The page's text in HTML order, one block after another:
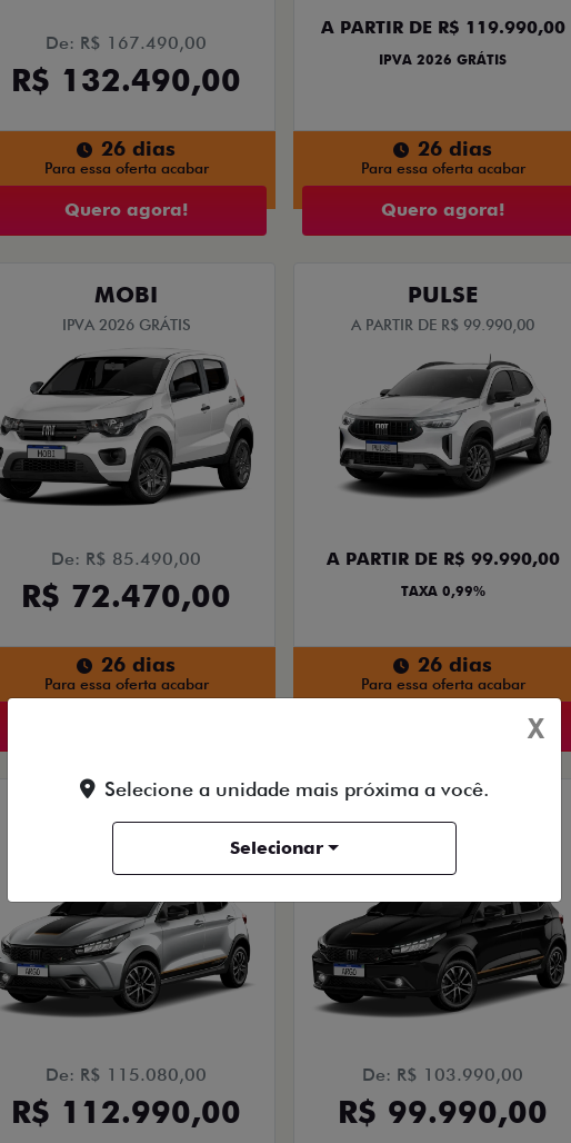
De: R$ 167.490,00
R$ 132.490,00
26 dias
Para essa oferta acabar
Quero agora!
A PARTIR DE R$ 119.990,00
IPVA 2026 GRÁTIS
26 dias
Para essa oferta acabar
Quero agora!
MOBI
IPVA 2026 GRÁTIS
De: R$ 85.490,00
R$ 72.470,00
26 dias
Para essa oferta acabar
PULSE
A PARTIR DE R$ 99.990,00
A PARTIR DE R$ 99.990,00
TAXA 0,99%
26 dias
Para essa oferta acabar
De: R$ 115.080,00
R$ 112.990,00
De: R$ 103.990,00
R$ 99.990,00
X
Selecione a unidade mais próxima a você.
Selecionar